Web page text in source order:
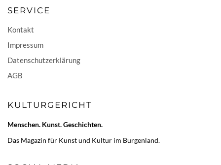
SERVICE
Kontakt
Impressum
Datenschutzerklärung
AGB
KULTURGERICHT
Menschen. Kunst. Geschichten.
Das Magazin für Kunst und Kultur im Burgenland.